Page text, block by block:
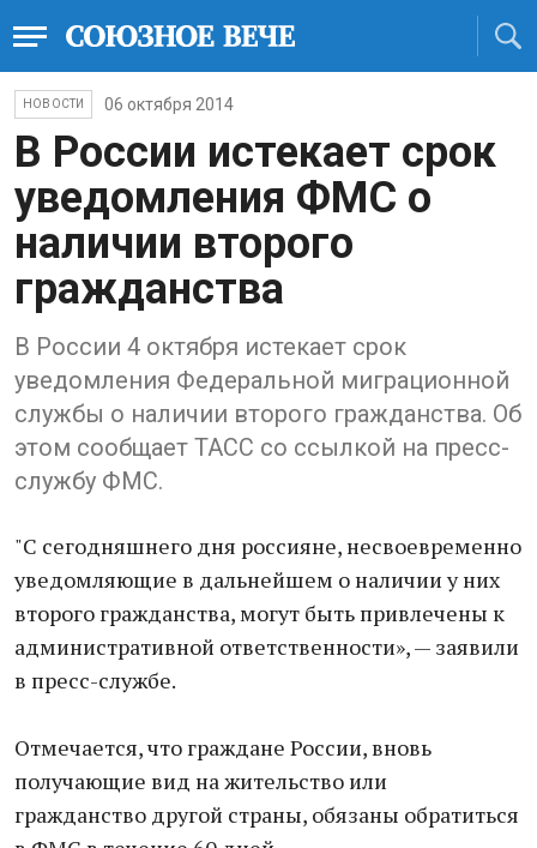
НОВОСТИ 06 октября 2014
В России истекает срок
уведомления ФМС о
наличии второго
гражданства
В России 4 октября истекает срок
уведомления Федеральной миграционной
службы о наличии второго гражданства. Об
этом сообщает ТАСС со ссылкой на пресс-
службу ФМС.
"С сегодняшнего дня россияне, несвоевременно
уведомляющие в дальнейшем о наличии у них
второго гражданства, могут быть привлечены к
административной ответственности», — заявили
в пресс-службе.
Отмечается, что граждане России, вновь
получающие вид на жительство или
гражданство другой страны, обязаны обратиться